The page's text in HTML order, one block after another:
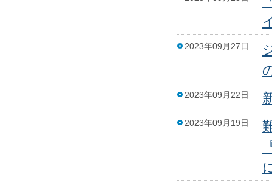
2023年09月27日
2023年09月22日
2023年09月19日